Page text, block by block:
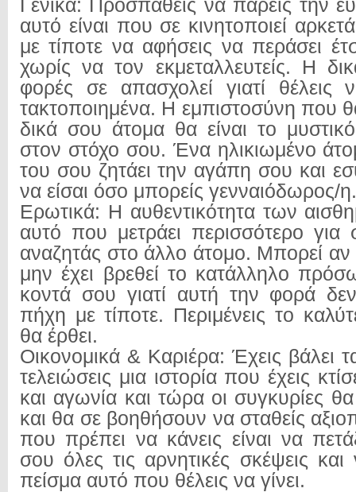
Γενικά: Προσπαθείς να πάρεις την
αυτό είναι που σε κινητοποιεί
με τίποτε να αφήσεις να περάσει
χωρίς να τον εκμεταλλευτείς. Η
φορές σε απασχολεί γιατί θέλεις
τακτοποιημένα. Η εμπιστοσύνη που
δικά σου άτομα θα είναι το
στον στόχο σου. Ένα ηλικιωμένο
του σου ζητάει την αγάπη σου και
να είσαι όσο μπορείς γενναιόδωρος/η.
Ερωτικά: Η αυθεντικότητα των
αυτό που μετράει περισσότερο για
αναζητάς στο άλλο άτομο. Μπορεί αν
μην έχει βρεθεί το κατάλληλο
κοντά σου γιατί αυτή την φορά δεν
πήχη με τίποτε. Περιμένεις το
θα έρθει.
Οικονομικά & Καριέρα: Έχεις βάλει
τελειώσεις μια ιστορία που έχεις
και αγωνία και τώρα οι συγκυρίες
και θα σε βοηθήσουν να σταθείς
που πρέπει να κάνεις είναι να
σου όλες τις αρνητικές σκέψεις
πείσμα αυτό που θέλεις να γίνει.